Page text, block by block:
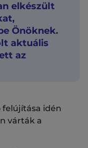
elkészült
Önöknek.
aktuális
az
idén
várták a